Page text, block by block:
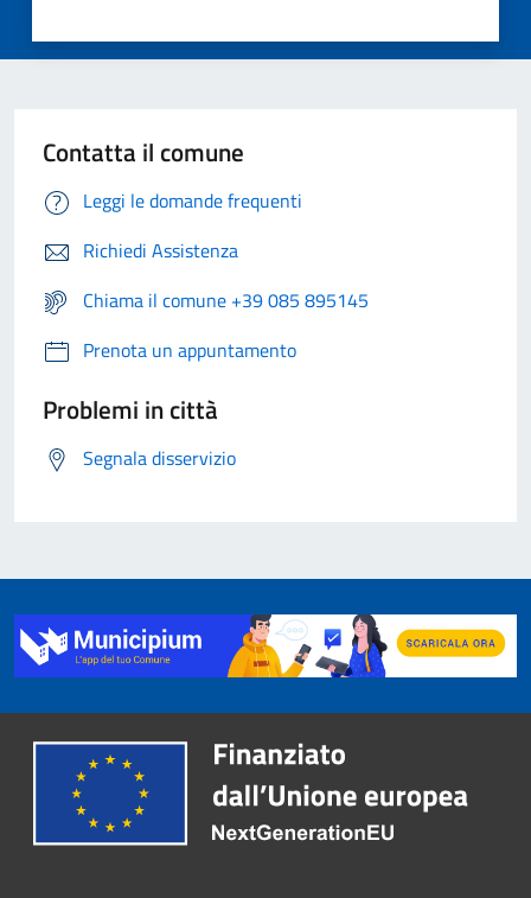
Contatta il comune
Leggi le domande frequenti
Richiedi Assistenza
Chiama il comune +39 085 895145
Prenota un appuntamento
Problemi in città
Segnala disservizio